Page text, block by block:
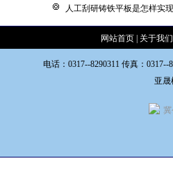
人工刮研铸铁平板是怎样实
网站首页| 关于我们
电话：0317--8290311 传真：0317--
亚
冀